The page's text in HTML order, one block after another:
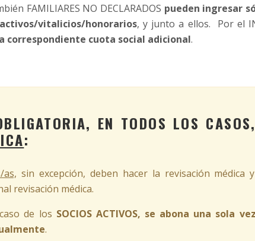
FAMILIARES NO DECLARADOS pueden ingresar
vitalicios/honorarios, y junto a ellos. Por el
correspondiente cuota social adicional.
EN TODOS LOS
:
as, sin excepción, deben hacer la revisación
revisación médica.
de los SOCIOS ACTIVOS, se abona una sola vez
.